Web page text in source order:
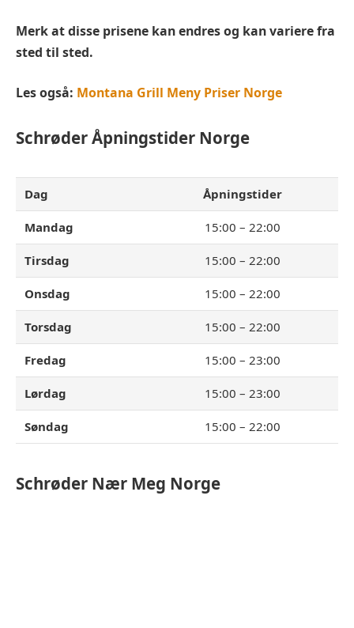
Merk at disse prisene kan endres og kan variere fra
sted til sted.
Les også: Montana Grill Meny Priser Norge
SchrøderÅpningstider Norge
Dag Åpningstider
Mandag 15:00 – 22:00
Tirsdag 15:00 – 22:00
Onsdag 15:00 – 22:00
Torsdag 15:00 – 22:00
Fredag 15:00 – 23:00
Lørdag 15:00 – 23:00
Søndag 15:00 – 22:00
Schrøder Nær Meg Norge